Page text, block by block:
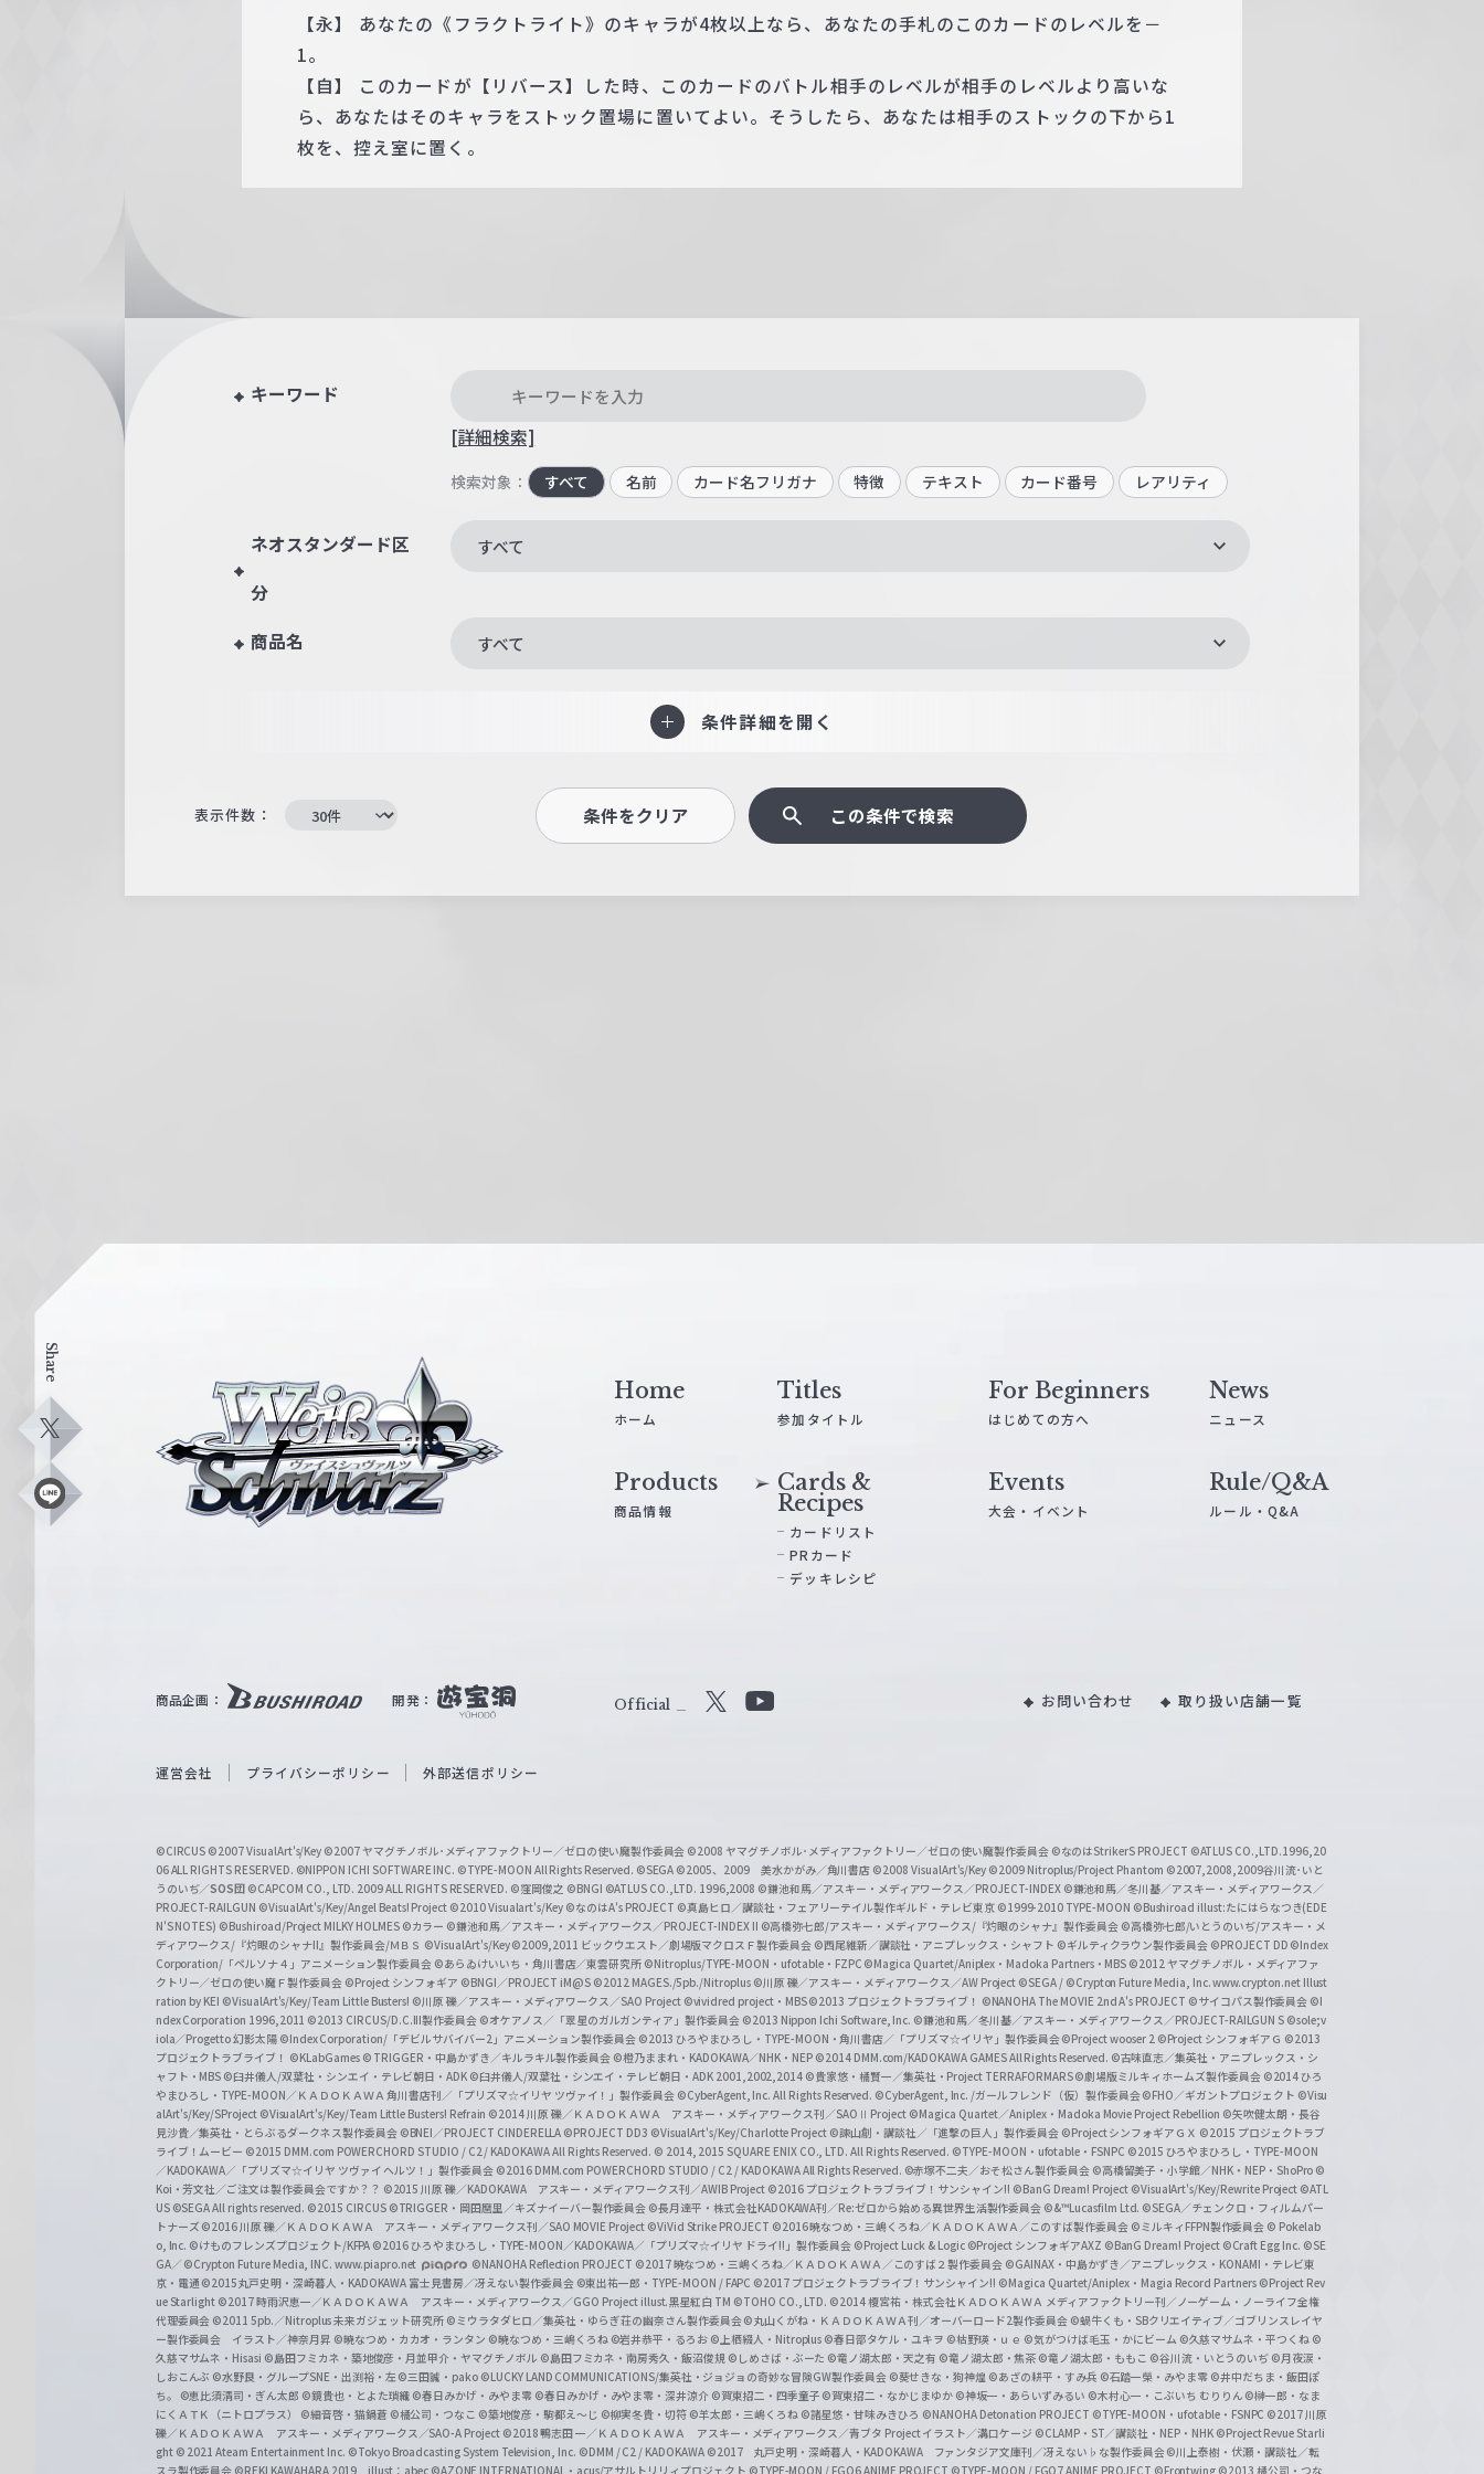
【永】 あなたの《フラクトライト》のキャラが4枚以上なら、あなたの手札のこのカードのレベルを－
1。
【自】 このカードが【リバース】した時、このカードのバトル相手のレベルが相手のレベルより高いな
ら、あなたはそのキャラをストック置場に置いてよい。そうしたら、あなたは相手のストックの下から1
枚を、控え室に置く。
キーワード
[詳細検索]
検索対象： すべて 名前 カード名フリガナ 特徴 テキスト カード番号 レアリティ
ネオスタンダード区
分
すべて
商品名 すべて
条件詳細を開く
表示件数： 条件をクリア この条件で検索
Share
X
L
ス
W
i
c
h
w
a
r
z
Home
ホーム
Titles
参加タイトル
For Beginners
はじめての方へ
News
ニュース
Products
商品情報
Cards &
Recipes
カードリスト
PRカード
デッキレシピ
Events
大会・イベント
Rule/Q&A
ルール・Q&A
商品企画： 開発： Official
Y
b
e
O
f
f
i
c
i
a
l
C
h
a
n
n
e
l
お問い合わせ 取り扱い店舗一覧
運営会社 プライバシーポリシー 外部送信ポリシー
©CIRCUS ©2007 VisualArt's/Key ©2007 ヤマグチノボル･メディアファクトリー／ゼロの使い魔製作委員会 ©2008 ヤマグチノボル･メディアファクトリー／ゼロの使い魔製作委員会 ©なのはStrikerS PROJECT ©ATLUS CO.,LTD.1996,20
06 ALL RIGHTS RESERVED. ©NIPPON ICHI SOFTWARE INC. ©TYPE-MOON All Rights Reserved. ©SEGA ©2005、2009 美水かがみ／角川書店 ©2008 VisualArt's/Key ©2009 Nitroplus/Project Phantom ©2007,2008,2009谷川流･いと
うのいぢ／SOS団 ©CAPCOM CO., LTD. 2009 ALL RIGHTS RESERVED. ©窪岡俊之 ©BNGI ©ATLUS CO.,LTD. 1996,2008 ©鎌池和馬／アスキー・メディアワークス／PROJECT-INDEX ©鎌池和馬／冬川基／アスキー・メディアワークス／
PROJECT-RAILGUN ©VisualArt's/Key/Angel Beats! Project ©2010 Visualart's/Key ©なのはA's PROJECT ©真島ヒロ／講談社・フェアリーテイル製作ギルド・テレビ東京 ©1999-2010 TYPE-MOON ©Bushiroad illust:たにはらなつき(EDE
N'S NOTES) ©Bushiroad/Project MILKY HOLMES ©カラー ©鎌池和馬／アスキー・メディアワークス／PROJECT-INDEX II ©高橋弥七郎/アスキー・メディアワークス/『灼眼のシャナ』製作委員会 ©高橋弥七郎/いとうのいぢ/アスキー・メ
ディアワークス/『灼眼のシャナII』製作委員会/ＭＢＳ ©VisualArt's/Key©2009,2011 ビックウエスト／劇場版マクロスＦ製作委員会 ©西尾維新／講談社・アニプレックス・シャフト ©ギルティクラウン製作委員会 ©PROJECT DD ©Index
Corporation/「ペルソナ４」アニメーション製作委員会 ©あらゐけいいち・角川書店／東雲研究所 ©Nitroplus/TYPE-MOON・ufotable・FZPC ©Magica Quartet/Aniplex・Madoka Partners・MBS ©2012 ヤマグチノボル・メディアファ
クトリー／ゼロの使い魔Ｆ製作委員会 ©Project シンフォギア ©BNGI／PROJECT iM@S ©2012 MAGES./5pb./Nitroplus ©川原 礫／アスキー・メディアワークス／AW Project ©SEGA / ©Crypton Future Media, Inc. www.crypton.net Illust
ration by KEI ©VisualArt's/Key/Team Little Busters! ©川原 礫／アスキー・メディアワークス／SAO Project ©vividred project・MBS ©2013 プロジェクトラブライブ！ ©NANOHA The MOVIE 2nd A's PROJECT ©サイコパス製作委員会 ©I
ndex Corporation 1996,2011 ©2013 CIRCUS/D.C.III製作委員会 ©オケアノス／「翠星のガルガンティア」製作委員会 ©2013 Nippon Ichi Software, Inc. ©鎌池和馬／冬川基／アスキー・メディアワークス／PROJECT-RAILGUN S ©sole;v
iola／Progetto 幻影太陽 ©Index Corporation/「デビルサバイバー2」アニメーション製作委員会 ©2013 ひろやまひろし・TYPE-MOON・角川書店／「プリズマ☆イリヤ」製作委員会©Project wooser 2 ©Project シンフォギアＧ ©2013
プロジェクトラブライブ！ ©KLabGames © TRIGGER・中島かずき／キルラキル製作委員会 ©橙乃ままれ・KADOKAWA／NHK・NEP ©2014 DMM.com/KADOKAWA GAMES All Rights Reserved. ©古味直志／集英社・アニプレックス・シ
ャフト・MBS ©臼井儀人/双葉社・シンエイ・テレビ朝日・ADK ©臼井儀人/双葉社・シンエイ・テレビ朝日・ADK 2001,2002,2014 ©貴家悠・橘賢一／集英社・Project TERRAFORMARS©劇場版ミルキィホームズ製作委員会 ©2014 ひろ
やまひろし・TYPE-MOON／ＫＡＤＯＫＡＷＡ 角川書店刊／「プリズマ☆イリヤ ツヴァイ！」製作委員会 ©CyberAgent, Inc. All Rights Reserved. ©CyberAgent, Inc. /ガールフレンド（仮）製作委員会©FHO／ギガントプロジェクト ©Visu
alArt's/Key/SProject ©VisualArt's/Key/Team Little Busters! Refrain ©2014 川原 礫／ＫＡＤＯＫＡＷＡ アスキー・メディアワークス刊／SAOⅡ Project ©Magica Quartet／Aniplex・Madoka Movie Project Rebellion ©矢吹健太朗・長谷
見沙貴／集英社・とらぶるダークネス製作委員会 ©BNEI／PROJECT CINDERELLA ©PROJECT DD3 ©VisualArt's/Key/Charlotte Project ©諫山創・講談社／「進撃の巨人」製作委員会 ©Project シンフォギアＧＸ ©2015 プロジェクトラブ
ライブ！ムービー ©2015 DMM.com POWERCHORD STUDIO / C2 / KADOKAWA All Rights Reserved. © 2014, 2015 SQUARE ENIX CO., LTD. All Rights Reserved. ©TYPE-MOON・ufotable・FSNPC ©2015 ひろやまひろし・TYPE-MOON
／KADOKAWA／「プリズマ☆イリヤ ツヴァイ ヘルツ！」製作委員会 ©2016 DMM.com POWERCHORD STUDIO / C2 / KADOKAWA All Rights Reserved. ©赤塚不二夫／おそ松さん製作委員会 ©高橋留美子・小学館／NHK・NEP・ShoPro ©
Koi・芳文社／ご注文は製作委員会ですか？？ ©2015 川原 礫／KADOKAWA アスキー・メディアワークス刊／AWIB Project ©2016 プロジェクトラブライブ！サンシャイン!! ©BanG Dream! Project ©VisualArt's/Key/Rewrite Project ©ATL
US ©SEGA All rights reserved. ©2015 CIRCUS ©TRIGGER・岡田麿里／キズナイーバー製作委員会 ©長月達平・株式会社KADOKAWA刊／Re:ゼロから始める異世界生活製作委員会 ©&™Lucasfilm Ltd. ©SEGA／チェンクロ・フィルムパー
トナーズ©2016 川原 礫／ＫＡＤＯＫＡＷＡ アスキー・メディアワークス刊／SAO MOVIE Project ©ViVid Strike PROJECT ©2016 暁なつめ・三嶋くろね／ＫＡＤＯＫＡＷＡ／このすば製作委員会 ©ミルキィFFPN製作委員会 © Pokelab
o, Inc. ©けものフレンズプロジェクト/KFPA ©2016 ひろやまひろし・TYPE-MOON／KADOKAWA／「プリズマ☆イリヤ ドライ!!」製作委員会 ©Project Luck & Logic ©Project シンフォギアAXZ ©BanG Dream! Project ©Craft Egg Inc. ©SE
GA／ ©Crypton Future Media, INC. www.piapro.net
©NANOHA Reflection PROJECT ©2017 暁なつめ・三嶋くろね／ＫＡＤＯＫＡＷＡ／このすば２製作委員会 ©GAINAX・中島かずき／アニプレックス・KONAMI・テレビ東
京・電通 ©2015丸戸史明・深崎暮人・KADOKAWA 富士見書房／冴えない製作委員会 ©東出祐一郎・TYPE-MOON / FAPC ©2017 プロジェクトラブライブ！サンシャイン!! ©Magica Quartet/Aniplex・Magia Record Partners ©Project Rev
ue Starlight ©2017 時雨沢恵一／ＫＡＤＯＫＡＷＡ アスキー・メディアワークス／GGO Project illust.黒星紅白 TM ©TOHO CO., LTD. ©2014 榎宮祐・株式会社ＫＡＤＯＫＡＷＡ メディアファクトリー刊／ノーゲーム・ノーライフ全権
代理委員会 ©2011 5pb.／Nitroplus 未来ガジェット研究所 ©ミウラタダヒロ／集英社・ゆらぎ荘の幽奈さん製作委員会©丸山くがね・ＫＡＤＯＫＡＷＡ刊／オーバーロード2製作委員会 ©蝸牛くも・SBクリエイティブ／ゴブリンスレイヤ
ー製作委員会 イラスト／神奈月昇 ©暁なつめ・カカオ・ランタン ©暁なつめ・三嶋くろね ©岩井恭平・るろお ©上栖綴人・Nitroplus ©春日部タケル・ユキヲ ©枯野瑛・ｕｅ ©気がつけば毛玉・かにビーム ©久慈マサムネ・平つくね ©
久慈マサムネ・Hisasi ©島田フミカネ・築地俊彦・月並甲介・ヤマグチノボル ©島田フミカネ・南房秀久・飯沼俊規 ©しめさば・ぶーた ©竜ノ湖太郎・天之有 ©竜ノ湖太郎・焦茶 ©竜ノ湖太郎・ももこ ©谷川流・いとうのいぢ ©月夜涙・
しおこんぶ ©水野良・グループSNE・出渕裕・左©三田誠・pako ©LUCKY LAND COMMUNICATIONS/集英社・ジョジョの奇妙な冒険GW製作委員会 ©葵せきな・狗神煌 ©あざの耕平・すみ兵 ©石踏一榮・みやま零 ©井中だちま・飯田ぽ
ち。
©恵比須清司・ぎん太郎 ©鏡貴也・とよた瑣織 ©春日みかげ・みやま零 ©春日みかげ・みやま零・深井涼介 ©賀東招二・四季童子 ©賀東招二・なかじまゆか ©神坂一・あらいずみるい ©木村心一・こぶいち むりりん ©榊一郎・なま
にくＡＴＫ（ニトロプラス） ©細音啓・猫鍋蒼 ©橘公司・つなこ ©築地俊彦・駒都え～じ ©柳実冬貴・切符 ©羊太郎・三嶋くろね ©諸星悠・甘味みきひろ ©NANOHA Detonation PROJECT ©TYPE-MOON・ufotable・FSNPC ©2017 川原
礫／ＫＡＤＯＫＡＷＡ アスキー・メディアワークス／SAO-A Project ©2018 鴨志田 一／ＫＡＤＯＫＡＷＡ アスキー・メディアワークス／青ブタ Project イラスト／溝口ケージ ©CLAMP・ST／講談社・NEP・NHK ©Project Revue Starli
ght © 2021 Ateam Entertainment Inc. ©Tokyo Broadcasting System Television, Inc. ©DMM / C2 / KADOKAWA ©2017 丸戸史明・深崎暮人・KADOKAWA ファンタジア文庫刊／冴えない♭な製作委員会©川上泰樹・伏瀬・講談社／転
スラ製作委員会 ©REKI KAWAHARA 2019 illust：abec ©AZONE INTERNATIONAL・acus/アサルトリリィプロジェクト ©TYPE-MOON / FGO6 ANIME PROJECT ©TYPE-MOON / FGO7 ANIME PROJECT ©Frontwing ©2013 橘公司・つな